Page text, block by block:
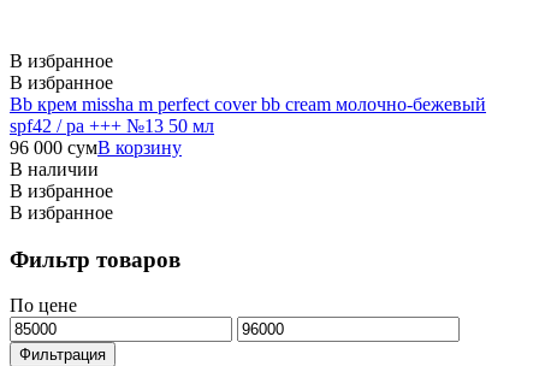
В избранное
В избранное
Bb крем missha m perfect cover bb cream молочно-бежевый
spf42 / pa +++ №13 50 мл
96 000 сумВ корзину
В наличии
В избранное
В избранное
Фильтр товаров
По цене
Минимальная
цена
Максимальная
цена
Фильтрация